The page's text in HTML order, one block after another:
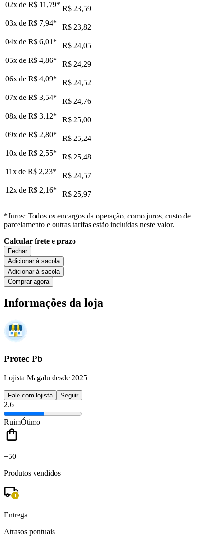
02x de R$ 11,79* R$ 23,59
03x de R$ 7,94*
R$ 23,82
04x de R$ 6,01 *
R$ 24,05
05x de R$ 4,86*
R$ 24,29
06x de R$ 4,09*
R$ 24,52
07x de R$ 3,54*
R$ 24,76
08x de R$ 3,12*
R$ 25,00
09x de R$ 2,80*
R$ 25,24
10x de R$ 2,55*
R$ 25,48
11x de R$ 2,23*
R$ 24,57
12x de R$ 2,16* R$ 25,97
*Juros: Todos os encargos da operação, como juros, custo de
parcelamento e outras tarifas estão incluídas neste valor.
Calcular frete e prazo
Fechar
Adicionar à sacola
Adicionar à sacola
Comprar agora
Informações da loja
Protec Pb
Lojista Magalu desde 2025
Fale com lojista Seguir
2.6
RuimÓtimo
+50
Produtos vendidos
Entrega
Atrasos pontuais